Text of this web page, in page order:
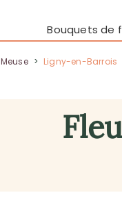
Bouquets de
Meuse > Ligny-en-Barrois